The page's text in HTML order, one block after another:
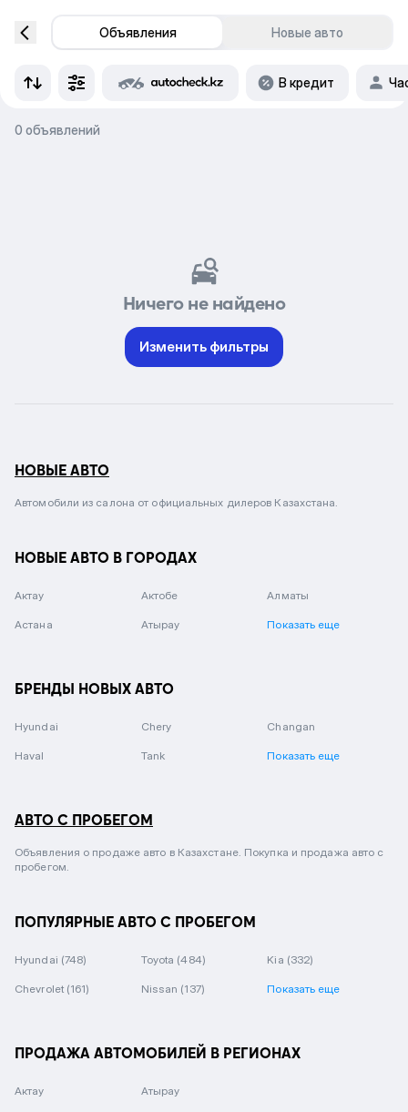
Объявления Новые авто
В кредит
0 объявлений
Ничего не найдено
Изменить фильтры
НОВЫЕ АВТО
Автомобили из салона от официальных дилеров Казахстана.
НОВЫЕ АВТО В ГОРОДАХ
Актау Актобе Алматы
Астана Атырау Показать еще
БРЕНДЫ НОВЫХ АВТО
Hyundai Chery Changan
Haval Tank Показать еще
АВТО С ПРОБЕГОМ
Объявления о продаже авто в Казахстане. Покупка и продажа авто с
пробегом.
ПОПУЛЯРНЫЕ АВТО С ПРОБЕГОМ
Hyundai (748) Toyota (484) Kia (332)
Chevrolet (161) Nissan (137) Показать еще
ПРОДАЖА АВТОМОБИЛЕЙ В РЕГИОНАХ
Актау Атырау